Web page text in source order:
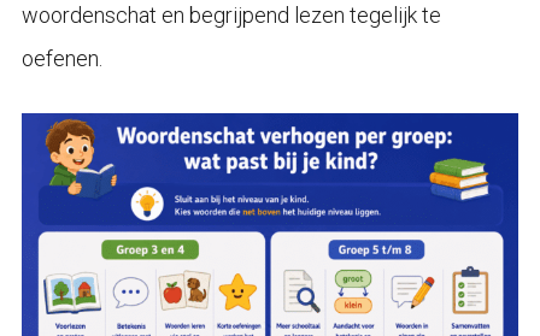
woordenschat en begrijpend lezen tegelijk te
oefenen.